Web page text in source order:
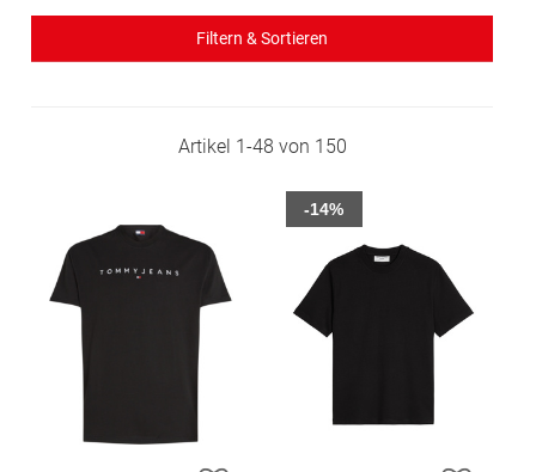
Filtern & Sortieren
Artikel 1-48 von 150
-14%